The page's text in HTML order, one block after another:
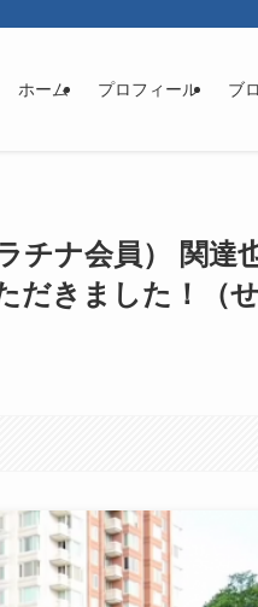
ホーム プロフィール ブ
チナ会員） 関達
きました！（